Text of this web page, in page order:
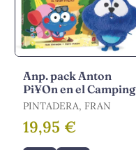
Anp. pack Anton
Pi¥On en el Camping
PINTADERA, FRAN
19,95 €